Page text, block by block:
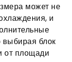
может не
и
блок
от площади